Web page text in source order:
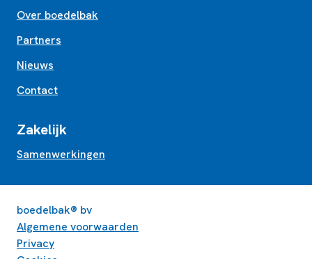
Over boedelbak
Partners
Nieuws
Contact
Zakelijk
Samenwerkingen
boedelbak® bv
Algemene voorwaarden
Privacy